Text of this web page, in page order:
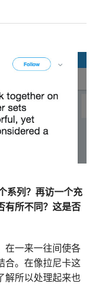
系列？再访一个充
有所不同？这是否
在一来一往间使各
合。在像拉尼卡这
解所以处理起来也